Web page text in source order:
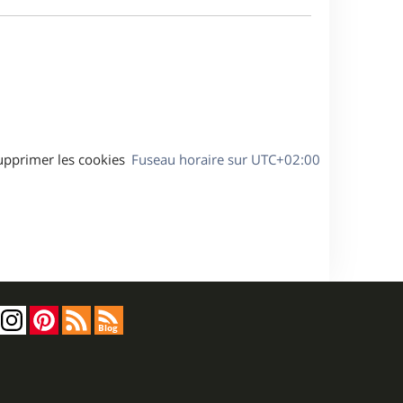
Fuseau horaire sur UTC+02:00
les cookies